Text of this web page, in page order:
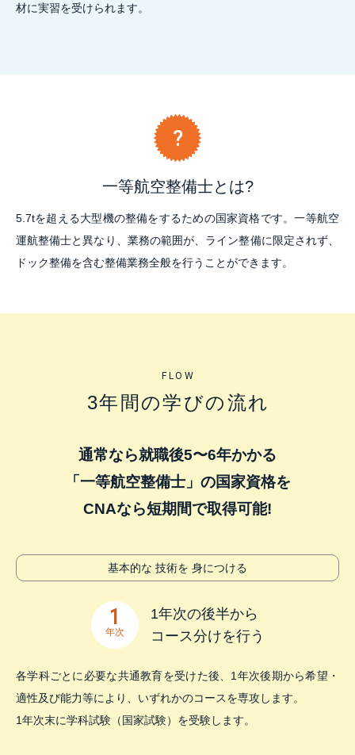
材に実習を受けられます。
一等航空整備士とは?
5.7tを超える大型機の整備をするための国家資格です。一等航空
運航整備士と異なり、業務の範囲が、ライン整備に限定されず、
ドック整備を含む整備業務全般を行うことができます。
FLOW
3年間の学びの流れ
通常なら就職後5〜6年かかる
「一等航空整備士」の国家資格を
CNAなら短期間で取得可能!
基本的な 技術を 身につける
1
年次
1年次の後半から
コース分けを行う
各学科ごとに必要な共通教育を受けた後、1年次後期から希望・
適性及び能力等により、いずれかのコースを専攻します。
1年次末に学科試験（国家試験）を受験します。